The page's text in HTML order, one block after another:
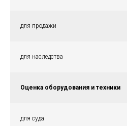
для продажи
для наследства
Оценка оборудования и техники
для суда